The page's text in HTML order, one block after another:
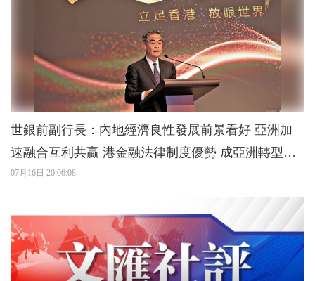
世銀前副行長：內地經濟良性發展前景看好 亞洲加
速融合互利共贏 港金融法律制度優勢 成亞洲轉型核
心樞紐
07月16日 20:06:08